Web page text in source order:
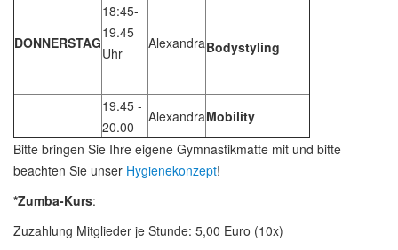
DONNERSTAG
18:45-
19.45
Uhr
AlexandraBodystyling
19.45 -
20.00
AlexandraMobility
Bitte bringen Sie Ihre eigene Gymnastikmatte mit und bitte
beachten Sie unser Hygienekonzept!
*Zumba-Kurs:
Zuzahlung Mitglieder je Stunde: 5,00 Euro (10x)